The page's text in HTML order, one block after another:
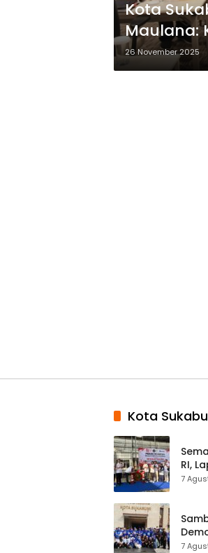
Kota
Maulana:
26 November 2025
Kota
RI,
7
7